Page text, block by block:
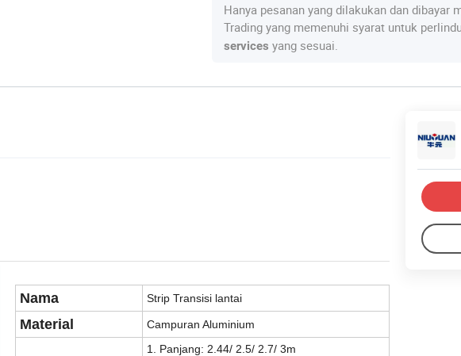
Hanya pesanan yang dilakukan dan dibayar
Trading yang memenuhi syarat untuk
services yang sesuai.
Nama Strip Transisi lantai
Material Campuran Aluminium
1. Panjang: 2.44/ 2.5/ 2.7/ 3m